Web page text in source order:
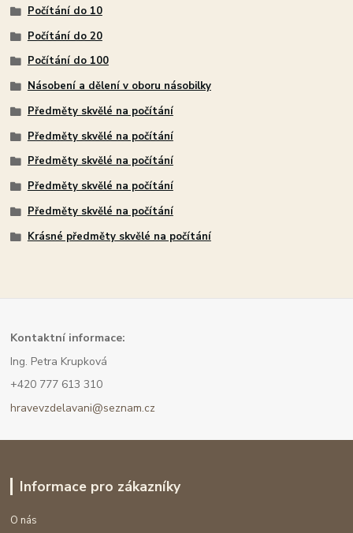
Počítání do 10
Počítání do 20
Počítání do 100
Násobení a dělení v oboru násobilky
Předměty skvělé na počítání
Předměty skvělé na počítání
Předměty skvělé na počítání
Předměty skvělé na počítání
Předměty skvělé na počítání
Krásné předměty skvělé na počítání
Kontaktní informace:
Ing. Petra Krupková
+420 777 613 310
hravevzdelavani@seznam.cz
Informace pro zákazníky
O nás